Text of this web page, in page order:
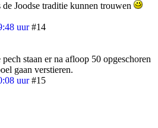
Joodse traditie kunnen trouwen
uur #14
staan er na afloop 50 opgeschoren
gaan verstieren.
uur #15